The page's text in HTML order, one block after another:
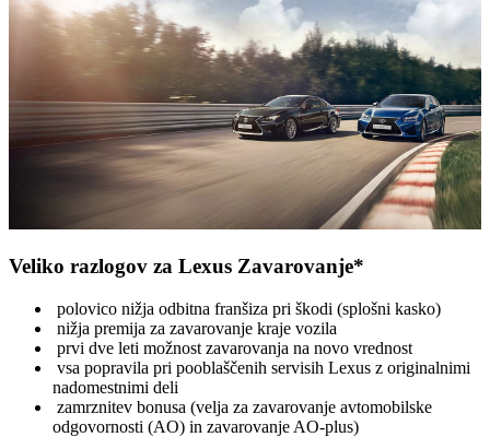
Veliko razlogov za Lexus Zavarovanje*
polovico nižja odbitna franšiza pri škodi (splošni kasko)
nižja premija za zavarovanje kraje vozila
prvi dve leti možnost zavarovanja na novo vrednost
vsa popravila pri pooblaščenih servisih Lexus z originalnimi
nadomestnimi deli
zamrznitev bonusa (velja za zavarovanje avtomobilske
odgovornosti (AO) in zavarovanje AO-plus)